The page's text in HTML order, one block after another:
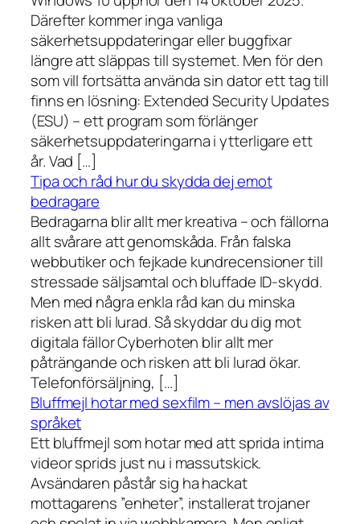
Därefter kommer inga vanliga
säkerhetsuppdateringar eller buggfixar
längre att släppas till systemet. Men för den
som vill fortsätta använda sin dator ett tag till
finns en lösning: Extended Security Updates
(ESU) – ett program som förlänger
säkerhetsuppdateringarna i ytterligare ett
år. Vad […]
Tipa och råd hur du skydda dej emot
bedragare
Bedragarna blir allt mer kreativa – och fällorna
allt svårare att genomskåda. Från falska
webbutiker och fejkade kundrecensioner till
stressade säljsamtal och bluffade ID-skydd.
Men med några enkla råd kan du minska
risken att bli lurad. Så skyddar du dig mot
digitala fällor Cyberhoten blir allt mer
påträngande och risken att bli lurad ökar.
Telefonförsäljning, […]
Bluffmejl hotar med sexfilm – men avslöjas av
språket
Ett bluffmejl som hotar med att sprida intima
videor sprids just nu i massutskick.
Avsändaren påstår sig ha hackat
mottagarens ”enheter”, installerat trojaner